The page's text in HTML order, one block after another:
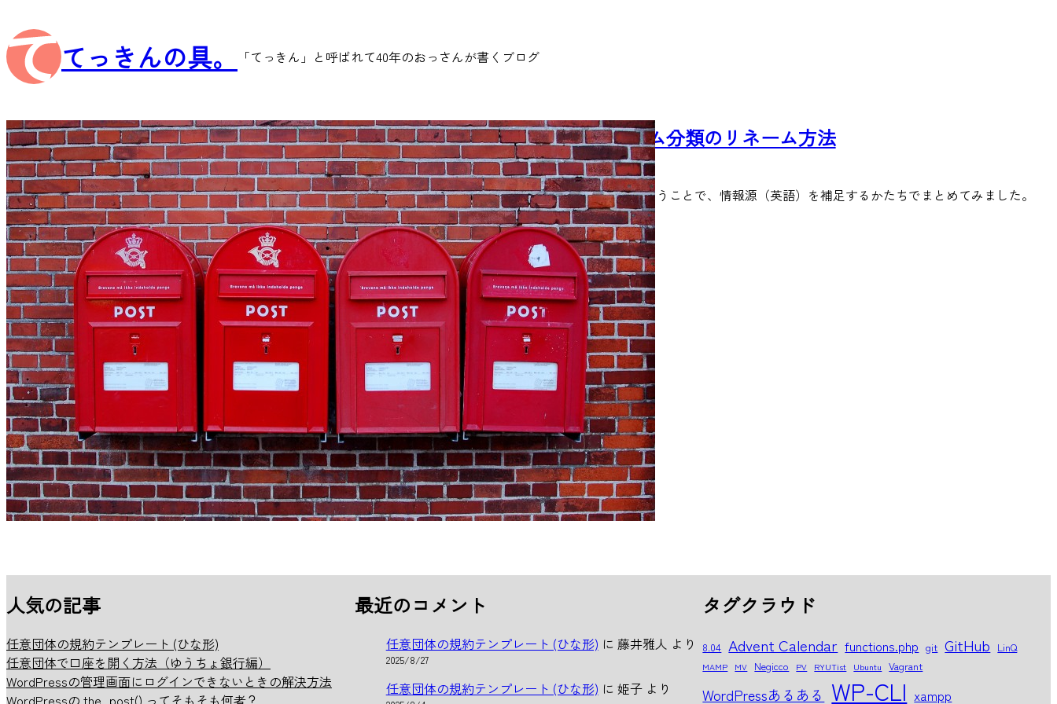
容
を
ス
プ
てっきんの具。 「てっきん」と呼ばれて40年のおっさんが書くブログ
[WordPress] カスタム投稿・カスタム分類のリネーム方法
2015/3/1
ググってみたら意外にも日本語での情報がない！ということで、情報源（英語）を補足するかたちでまとめてみました。
黒…
READ MORE
人気の記事
任意団体の規約テンプレート (ひな形)
任意団体で口座を開く方法（ゆうちょ銀行編）
WordPressの管理画面にログインできないときの解決方法
WordPressの the_post() ってそもそも何者？
最近のコメント
任意団体の規約テンプレート (ひな形) に 藤井雅人 より
2025/8/27
任意団体の規約テンプレート (ひな形) に 姫子より
タグクラウド
8.04 Advent Calendar functions.php git GitHub LinQ
MAMP MV Negicco PV RYUTist Ubuntu Vagrant
WordPressあるある WP-CLI xampp